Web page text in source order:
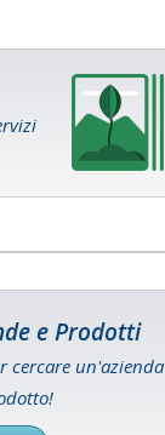
e Prodotti
cercare un'azienda